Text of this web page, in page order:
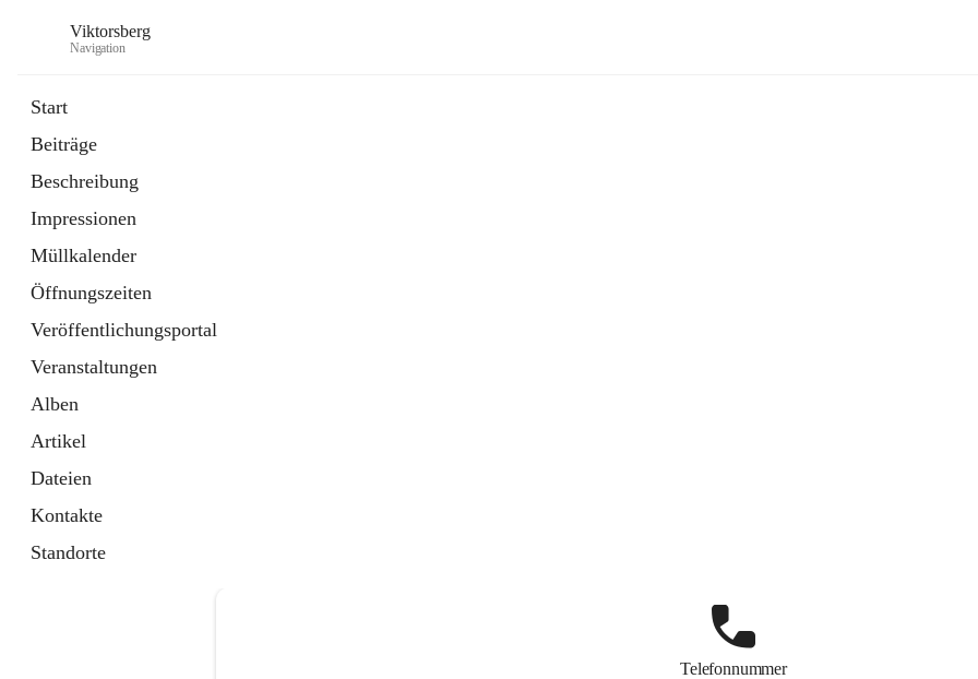
Viktorsberg
Navigation
Start
Beiträge
Beschreibung
Impressionen
Müllkalender
Öffnungszeiten
Veröffentlichungsportal
Veranstaltungen
Alben
Artikel
Dateien
Kontakte
Standorte
Telefonnummer